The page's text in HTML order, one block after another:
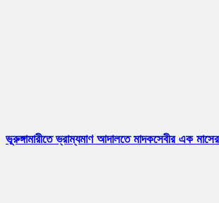
ভূরুঙ্গামারীতে ভ্রাম্যমাণ আদালতে মাদকসেবীর এক